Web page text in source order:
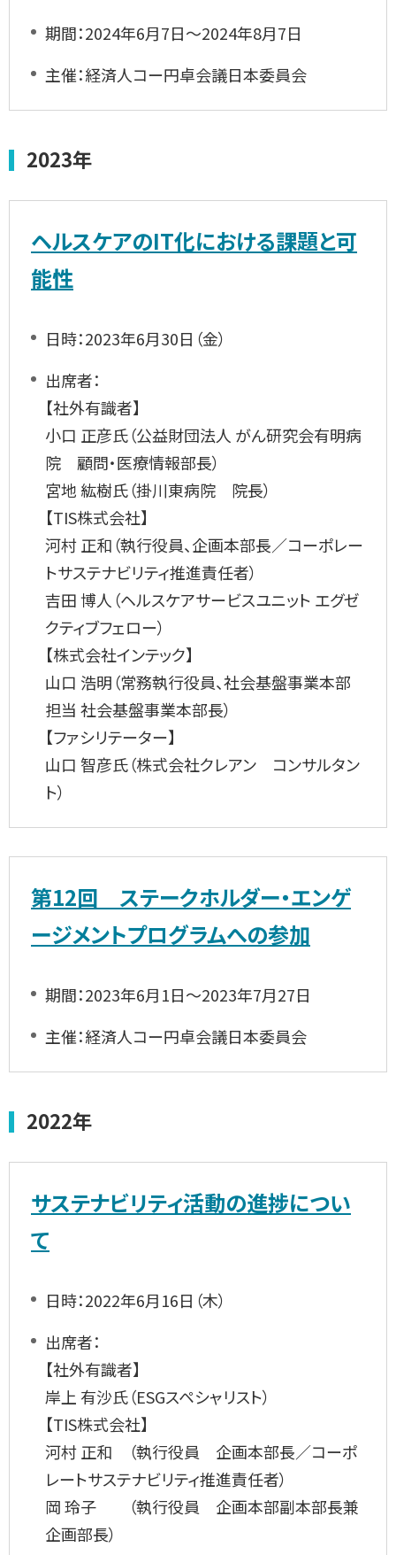
期間：2024年6月7日～2024年8月7日
主催：経済人コー円卓会議日本委員会
2023年
ヘルスケアのIT化における課題と可
能性
日時：2023年6月30日（金）
出席者：
【社外有識者】
小口 正彦氏（公益財団法人 がん研究会有明病
院 顧問・医療情報部長）
宮地 紘樹氏（掛川東病院 院長）
【TIS株式会社】
河村 正和（執行役員、企画本部長／コーポレー
トサステナビリティ推進責任者）
吉田 博人（ヘルスケアサービスユニット エグゼ
クティブフェロー）
【株式会社インテック】
山口 浩明（常務執行役員、社会基盤事業本部
担当 社会基盤事業本部長）
【ファシリテーター】
山口 智彦氏（株式会社クレアン コンサルタン
ト）
第12回 ステークホルダー・エンゲ
ージメントプログラムへの参加
期間：2023年6月1日～2023年7月27日
主催：経済人コー円卓会議日本委員会
2022年
サステナビリティ活動の進捗につい
て
日時：2022年6月16日（木）
出席者：
【社外有識者】
岸上 有沙氏（ESGスペシャリスト）
【TIS株式会社】
河村 正和 （執行役員 企画本部長／コーポ
レートサステナビリティ推進責任者）
岡 玲子 （執行役員 企画本部副本部長兼
企画部長）